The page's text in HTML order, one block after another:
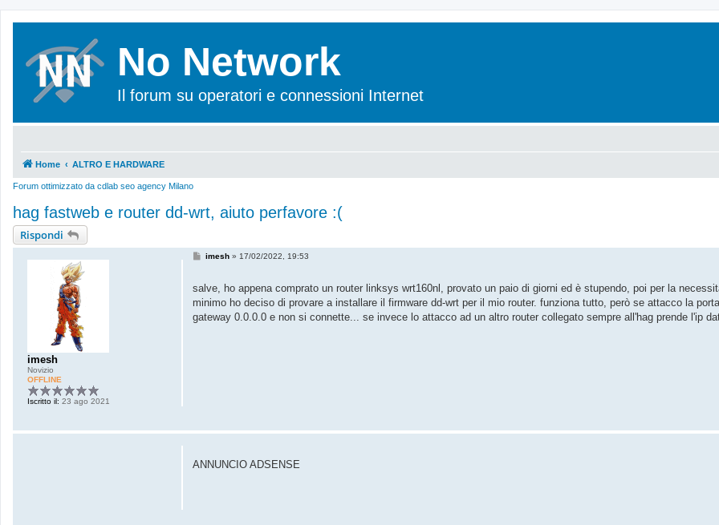
No Network
Il forum su operatori e connessioni Internet
Home ALTRO E HARDWARE
Forum ottimizzato da cdlab seo agency Milano
hag fastweb e router dd-wrt, aiuto perfavore :(
Rispondi
imesh
Novizio
OFFLINE
Iscritto il: 23 ago 2021
M
s
a
g
g
i
imesh» 17/02/2022, 19:53
salve, ho appena comprato un router linksys wrt160nl, provato un paio di giorni ed è stupendo, poi per la
minimo ho deciso di provare a installare il firmware dd-wrt per il mio router. funziona tutto, però se attacco la
gateway 0.0.0.0 e non si connette... se invece lo attacco ad un altro router collegato sempre all'hag prende l'ip
ANNUNCIO ADSENSE